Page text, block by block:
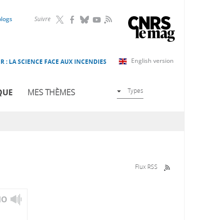
Suivre RSS
English version
: LA SCIENCE FACE AUX INCENDIES
MES THÈMES Types
Flux RSS